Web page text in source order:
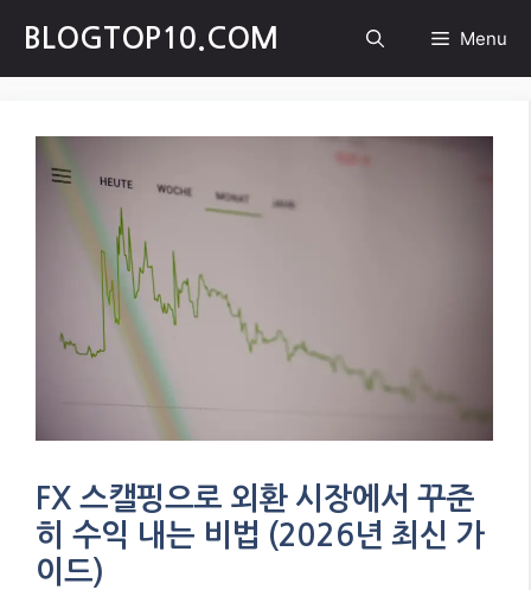
content
BLOGTOP10.COM Menu
FX 스캘핑으로 외환 시장에서 꾸준
히 수익 내는 비법 (2026년 최신 가
이드)